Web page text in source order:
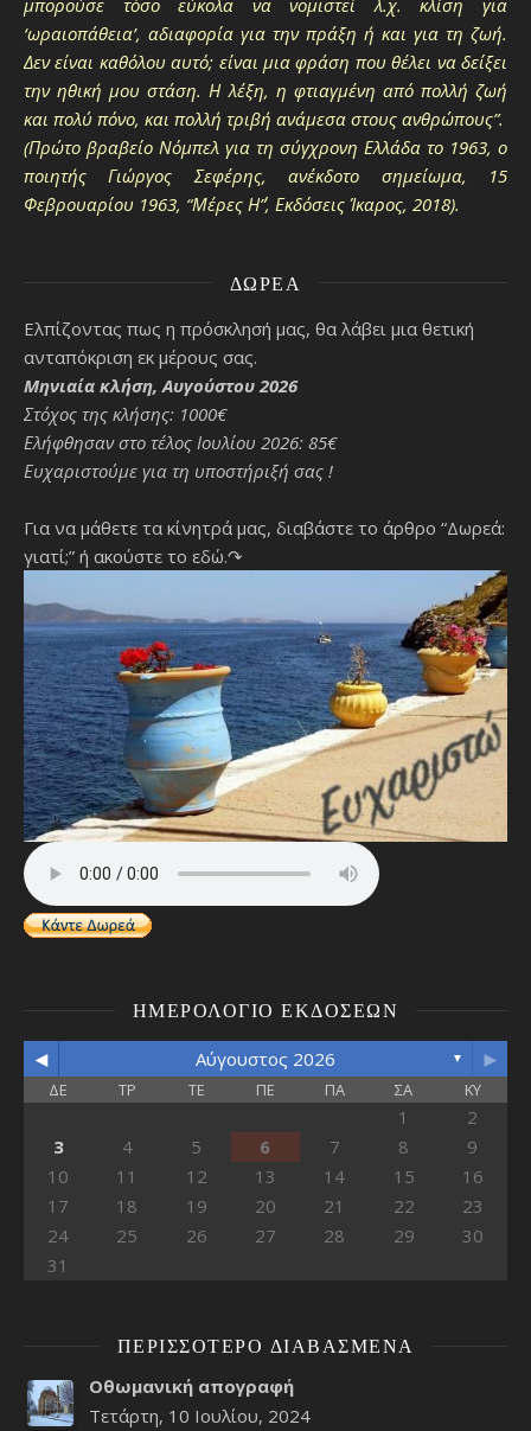
‘ωραιοπάθεια’, αδιαφορία για την πράξη ή και για τη ζωή.
Δεν είναι καθόλου αυτό; είναι μια φράση που θέλει να δείξει
την ηθική μου στάση. Η λέξη, η φτιαγμένη από πολλή ζωή
και πολύ πόνο, και πολλή τριβή ανάμεσα στους ανθρώπους”.
(Πρώτο βραβείο Νόμπελ για τη σύγχρονη Ελλάδα το 1963, ο
ποιητής Γιώργος Σεφέρης, ανέκδοτο σημείωμα, 15
Φεβρουαρίου 1963, “Μέρες Η΄”, Εκδόσεις Ίκαρος, 2018).
ΔΩΡΕΆ
Ελπίζοντας πως η πρόσκλησή μας, θα λάβει μια θετική
ανταπόκριση εκ μέρους σας.
Μηνιαία κλήση, Αυγούστου 2026
Στόχος της κλήσης: 1000€
Ελήφθησαν στο τέλος Ιουλίου 2026: 85€
Ευχαριστούμε για τη υποστήριξή σας !
Για να μάθετε τα κίνητρά μας, διαβάστε το άρθρο “Δωρεά:
γιατί;” ή ακούστε το εδώ.↷
ΗΜΕΡΟΛΌΓΙΟ ΕΚΔΌΣΕΩΝ
◄ Αύγουστος 2026 ▼ ►
ΔΕ ΤΡ ΤΕ ΠΕ ΠΑ ΣΑ ΚΥ
1
2
3
4 5 6 7 8
9
10
11 12 13 14 15
16
17
18 19 20 21 22
23
24
25 26 27 28 29
30
31
ΠΕΡΙΣΣΌΤΕΡΟ ΔΙΑΒΑΣΜΈΝΑ
Οθωμανική απογραφή
Τετάρτη, 10 Ιουλίου, 2024